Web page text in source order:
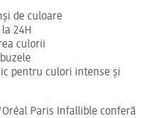
de culoare
24H
culorii
pentru culori intense și
Paris Infallible conferă